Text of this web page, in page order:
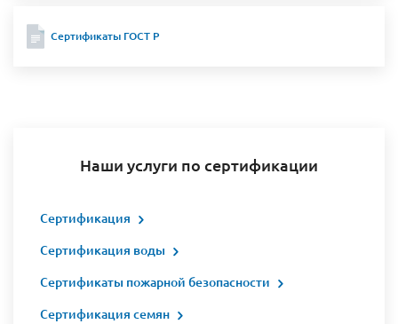
Сертификаты ГОСТ Р
Наши услуги по сертификации
Сертификация
Сертификация воды
Сертификаты пожарной безопасности
Сертификация семян